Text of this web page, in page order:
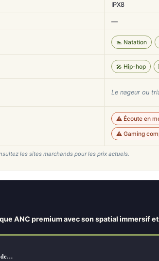
IPX8
—
🏊 Natation
🎤 Hip-hop
Le nageur ou
⚠️ Écoute en
⚠️ Gaming
les sites marchands pour les prix actuels.
ANC premium avec son spatial immersif
de…